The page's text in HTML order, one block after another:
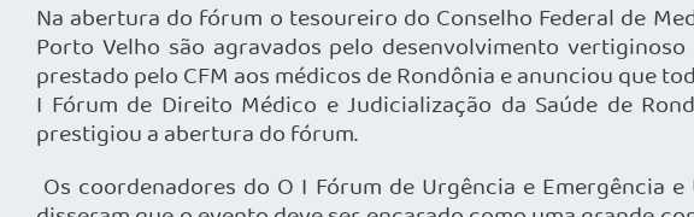
Na abertura do fórum o tesoureiro do Conselho Federal de
Porto Velho são agravados pelo desenvolvimento
prestado pelo CFM aos médicos de Rondônia e anunciou que
I Fórum de Direito Médico e Judicialização da Saúde de
prestigiou a abertura do fórum.
Os coordenadores do O I Fórum de Urgência e Emergência